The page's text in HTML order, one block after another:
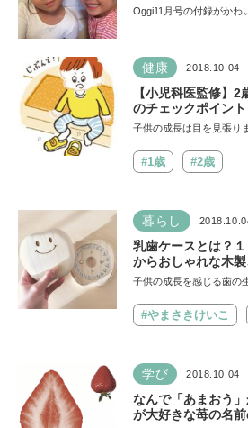
Oggi11月号の付録がかわ
健康 2018.10.04
【小児科医監修】
のチェックポイント
子供の成長は目を見張り
#1歳 #2歳
暮らし
乳歯ケースとは？
からおしゃれな木
子供の成長を感じる歯の
#やまさきけいこ
学び 2018.10.04
なんで「あまおう
が大好きな苺の名